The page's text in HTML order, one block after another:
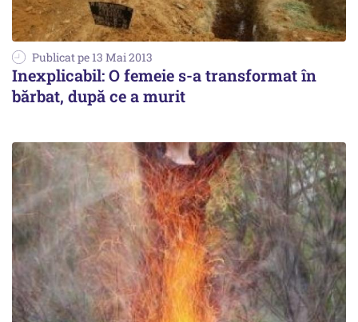
Publicat pe 13 Mai 2013
Inexplicabil: O femeie s-a transformat în
bărbat, după ce a murit